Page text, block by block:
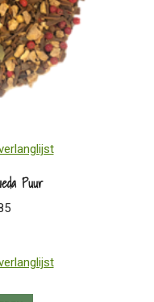
de
productpagina
Puur
Prijsklasse:
€17.85